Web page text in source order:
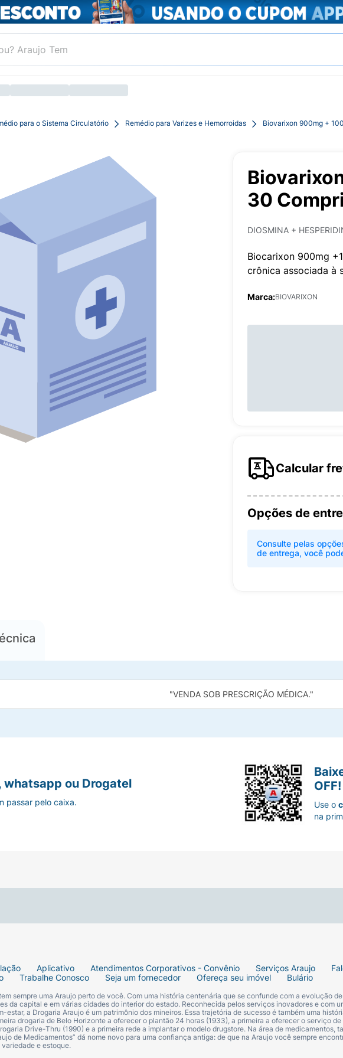
para o Sistema Circulatório Remédio para Varizes e Hemorroidas Biovarixon 900mg +
30
DIOSMINA +
Biocarixon 900mg
crônica associada à
Marca:BIOVARIXON
Calcular
Opções de
Consulte pelas
de entrega, você
"VENDA SOB PRESCRIÇÃO MÉDICA."
Aplicativo Atendimentos Corporativos - Convênio Serviços Araujo
Trabalhe Conosco Seja um fornecedor Ofereça seu imóvel Bulário
sempre uma Araujo perto de você. Com uma história centenária que se confunde com a evolução
da capital e em várias cidades do interior do estado. Reconhecida pelos serviços inovadores e com
estar, a Drogaria Araujo é um patrimônio dos mineiros. Essa trajetória de sucesso é também uma
drogaria de Belo Horizonte a oferecer o plantão 24 horas (1933), a primeira a oferecer o serviço
Drive-Thru (1990) e a primeira rede a implantar o modelo drugstore. Na área de medicamentos,
de Medicamentos” dá nome novo para uma confiança antiga: de que na Araujo você sempre
e estoque.
whatsapp ou Drogatel
passar pelo caixa.
OFF!
Use o
na